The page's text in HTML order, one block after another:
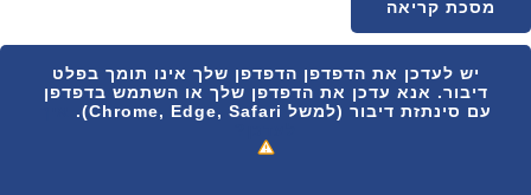
מסכת קריאה
יש לעדכן את הדפדפן הדפדפן שלך אינו תומך בפלט
דיבור. אנא עדכן את הדפדפן שלך או השתמש בדפדפן
עם סינתזת דיבור (למשל Chrome, Edge, Safari).